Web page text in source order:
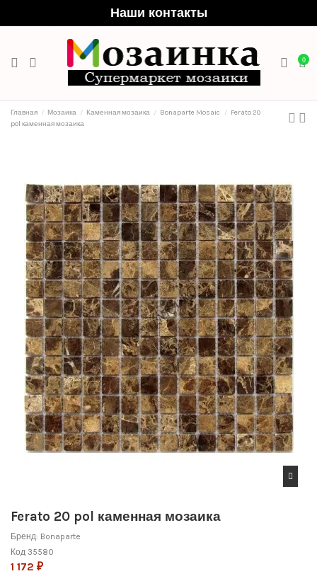
Наши контакты
0
Главная Мозаика Каменная мозаика Bonaparte Mosaic
Ferato 20
pol каменная мозаика
Ferato 20 pol каменная мозаика
Бренд: Bonaparte
Код 35580
1 172 ₽